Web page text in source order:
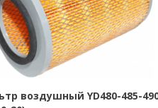
воздушный YD480-485-